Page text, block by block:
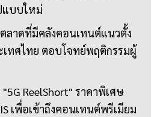
แบบใหม่
ลาดที่มีคลังคอนเทนต์แนวตั้ง
ทศไทย ตอบโจทย์พฤติกรรมผู้
ReelShort" ราคาพิเศษ
เพื่อเข้าถึงคอนเทนต์พรีเมียม